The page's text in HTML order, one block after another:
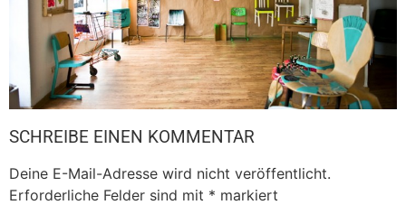
SCHREIBE EINEN KOMMENTAR
Deine E-Mail-Adresse wird nicht veröffentlicht.
Erforderliche Felder sind mit * markiert